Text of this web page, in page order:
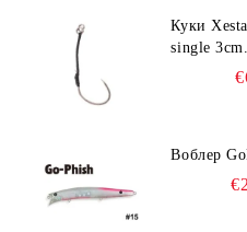
Куки
single 3cm.
Воблер